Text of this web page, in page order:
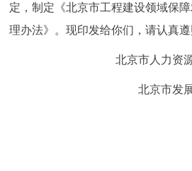
定，制定《北京市工程建设领域保
理办法》。现印发给你们，请认真遵
北京市人力
北京市